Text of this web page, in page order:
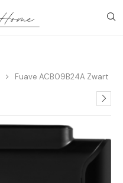
Fuave ACB09B24A Zwart